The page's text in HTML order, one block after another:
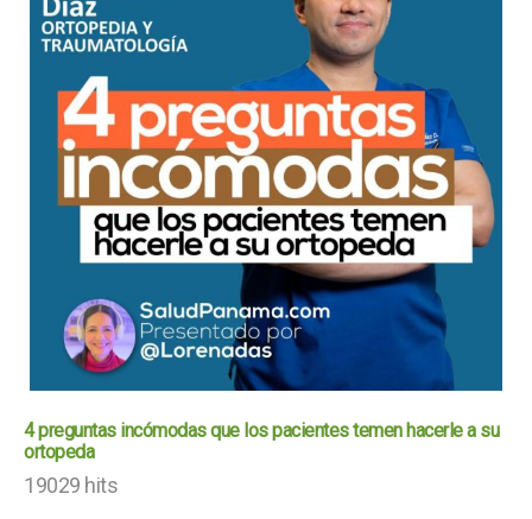
4 preguntas incómodas que los pacientes temen hacerle a su
ortopeda
19029 hits